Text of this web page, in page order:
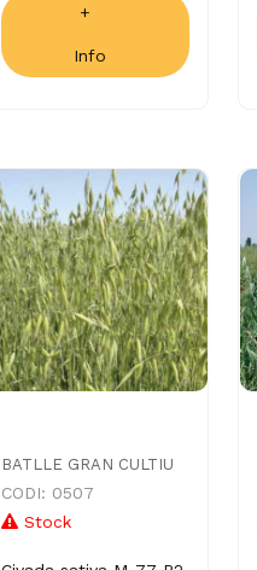
+
Info
BATLLE GRAN CULTIU
CODI: 0507
Stock